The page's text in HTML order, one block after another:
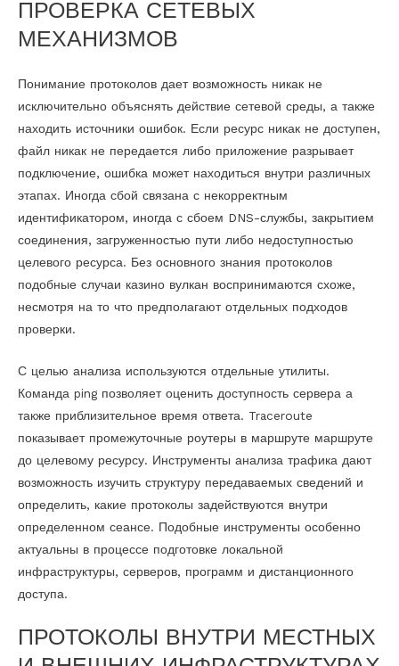
ПРОВЕРКА СЕТЕВЫХ
МЕХАНИЗМОВ
Понимание протоколов дает возможность никак не
исключительно объяснять действие сетевой среды, а также
находить источники ошибок. Если ресурс никак не доступен,
файл никак не передается либо приложение разрывает
подключение, ошибка может находиться внутри различных
этапах. Иногда сбой связана с некорректным
идентификатором, иногда с сбоем DNS-службы, закрытием
соединения, загруженностью пути либо недоступностью
целевого ресурса. Без основного знания протоколов
подобные случаи казино вулкан воспринимаются схоже,
несмотря на то что предполагают отдельных подходов
проверки.
С целью анализа используются отдельные утилиты.
Команда ping позволяет оценить доступность сервера а
также приблизительное время ответа. Traceroute
показывает промежуточные роутеры в маршруте маршруте
до целевому ресурсу. Инструменты анализа трафика дают
возможность изучить структуру передаваемых сведений и
определить, какие протоколы задействуются внутри
определенном сеансе. Подобные инструменты особенно
актуальны в процессе подготовке локальной
инфраструктуры, серверов, программ и дистанционного
доступа.
ПРОТОКОЛЫ ВНУТРИ МЕСТНЫХ